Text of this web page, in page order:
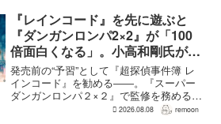
作と変わることで、これまで見られなか
った一面がよ...
『レインコード』を先に遊ぶと
『ダンガンロンパ2×2』が「100
倍面白くなる」。小高和剛氏がプ
レイをおすすめ
発売前の“予習”として『超探偵事件簿 レ
インコード』を勧める――。『スーパー
ダンガンロンパ２×２』で監修を務める小
高和剛氏が、そんなメッセージをファン
2026.08.08 remoon